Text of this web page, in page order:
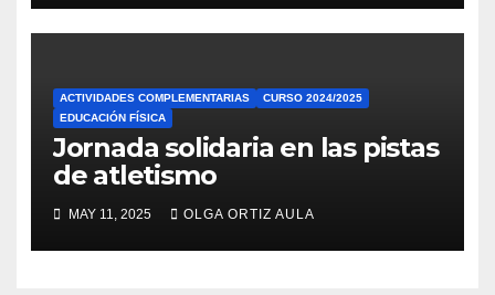
ACTIVIDADES COMPLEMENTARIAS
CURSO 2024/2025
EDUCACIÓN FÍSICA
Jornada solidaria en las pistas
de atletismo
MAY 11, 2025 OLGA ORTIZ AULA